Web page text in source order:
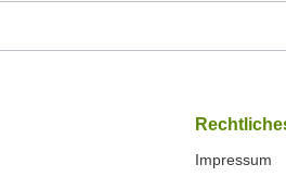
Impressum